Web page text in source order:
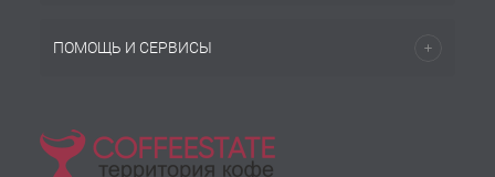
ПОМОЩЬ И СЕРВИСЫ